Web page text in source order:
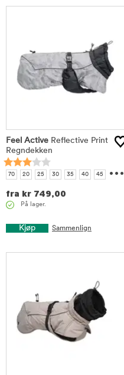
Feel Active Reflective Print
Regndekken
70 20 25 30 35 40 45
50
...
fra kr 749,00
På lager.
Kjøp Sammenlign